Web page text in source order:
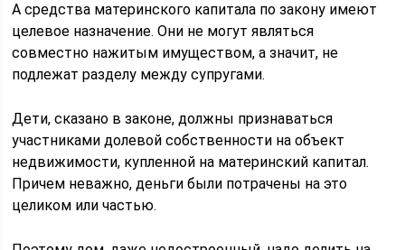
А средства материнского капитала по закону имеют
целевое назначение. Они не могут являться
совместно нажитым имуществом, а значит, не
подлежат разделу между супругами.
Дети, сказано в законе, должны признаваться
участниками долевой собственности на объект
недвижимости, купленной на материнский капитал.
Причем неважно, деньги были потрачены на это
целиком или частью.